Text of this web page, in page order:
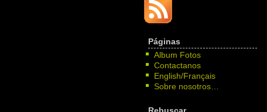
Páginas
Album Fotos
Contactanos
English/Français
Sobre nosotros…